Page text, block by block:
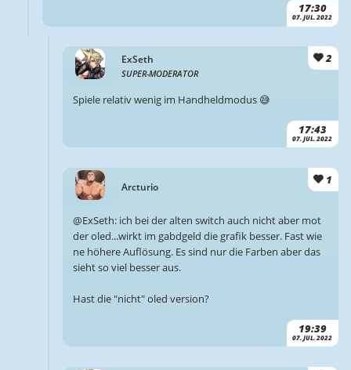
17:30
07. JUL. 2022
ExSeth
SUPER-MODERATOR
2
17:43
07. JUL. 2022
Spiele relativ wenig im Handheldmodus 😅
Arcturio
1
19:39
07. JUL. 2022
@ExSeth: ich bei der alten switch auch nicht aber mot
der oled...wirkt im gabdgeld die grafik besser. Fast wie
ne höhere Auflösung. Es sind nur die Farben aber das
sieht so viel besser aus.
Hast die "nicht" oled version?